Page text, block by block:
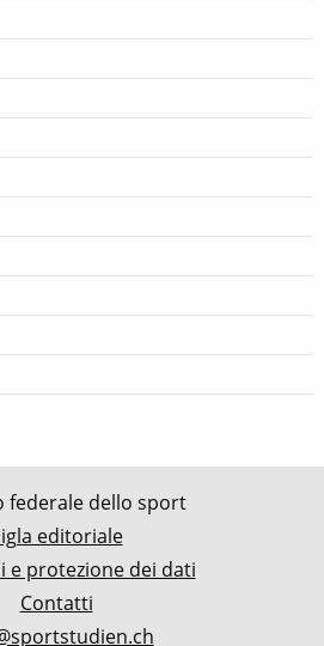
federale dello sport
editoriale
e protezione dei dati
Contatti